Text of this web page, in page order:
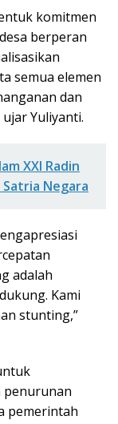
komitmen
berperan
semua elemen
dan
Yuliyanti.
XXI Radin
Negara
adalah
Kami
stunting,”
penurunan
pemerintah